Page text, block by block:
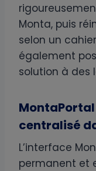
Monta, puis
selon un
également
solution à des
centralisé
L’interface
permanent et